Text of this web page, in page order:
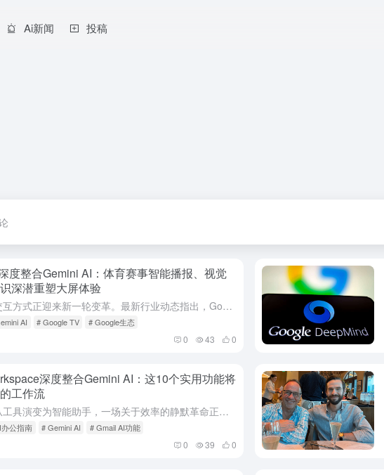
Ai新闻 投稿
度整合Gemini AI：体育赛事智能播报、视觉
深潜重塑大屏体验
智能电视的交互方式正迎来新一轮变革。最新行业动态指出，Google TV正通过深度整合其人工智能模型 Gemini，推出一系列旨在解放用户双手、提供沉浸式信息获取体验的新功能。这些功能包括AI视觉化响...
AI # Google TV # Google生态
0 43 0
深度整合Gemini AI：这10个实用功能将
工作流
当办公软件从工具演变为智能助手，一场关于效率的静默革命正在发生。最新行业动态指出，人工智能已深度融入主流办公套件的核心场景，从文档撰写、邮件处理到会议管理，一系列基于大语言模型（Large Langu...
公指南 # Gemini AI # Gmail AI功能
0 39 0